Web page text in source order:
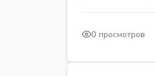
0 просмотров